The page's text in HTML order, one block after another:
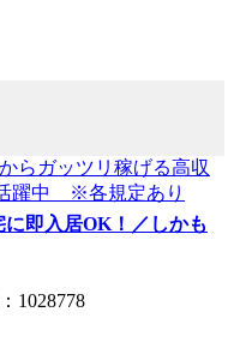
に即入居OK！／しかも
1028778